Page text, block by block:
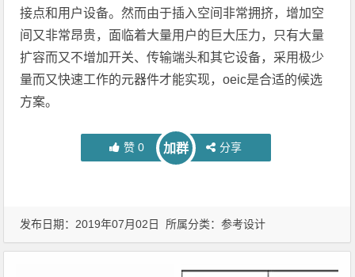
接点和用户设备。然而由于插入空间非常拥挤，增加空
间又非常昂贵，面临着大量用户的巨大压力，只有大量
扩容而又不增加开关、传输端头和其它设备，采用极少
量而又快速工作的元器件才能实现，oeic是合适的候选
方案。
赞 0 加群 分享
发布日期：2019年07月02日 所属分类：参考设计